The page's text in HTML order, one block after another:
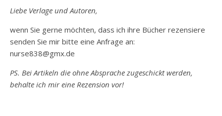
Liebe Verlage und Autoren,
wenn Sie gerne möchten, dass ich ihre Bücher rezensiere
senden Sie mir bitte eine Anfrage an:
nurse838@gmx.de
PS. Bei Artikeln die ohne Absprache zugeschickt werden,
behalte ich mir eine Rezension vor!